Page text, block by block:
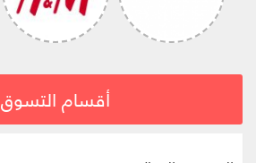
أقسام التسوق